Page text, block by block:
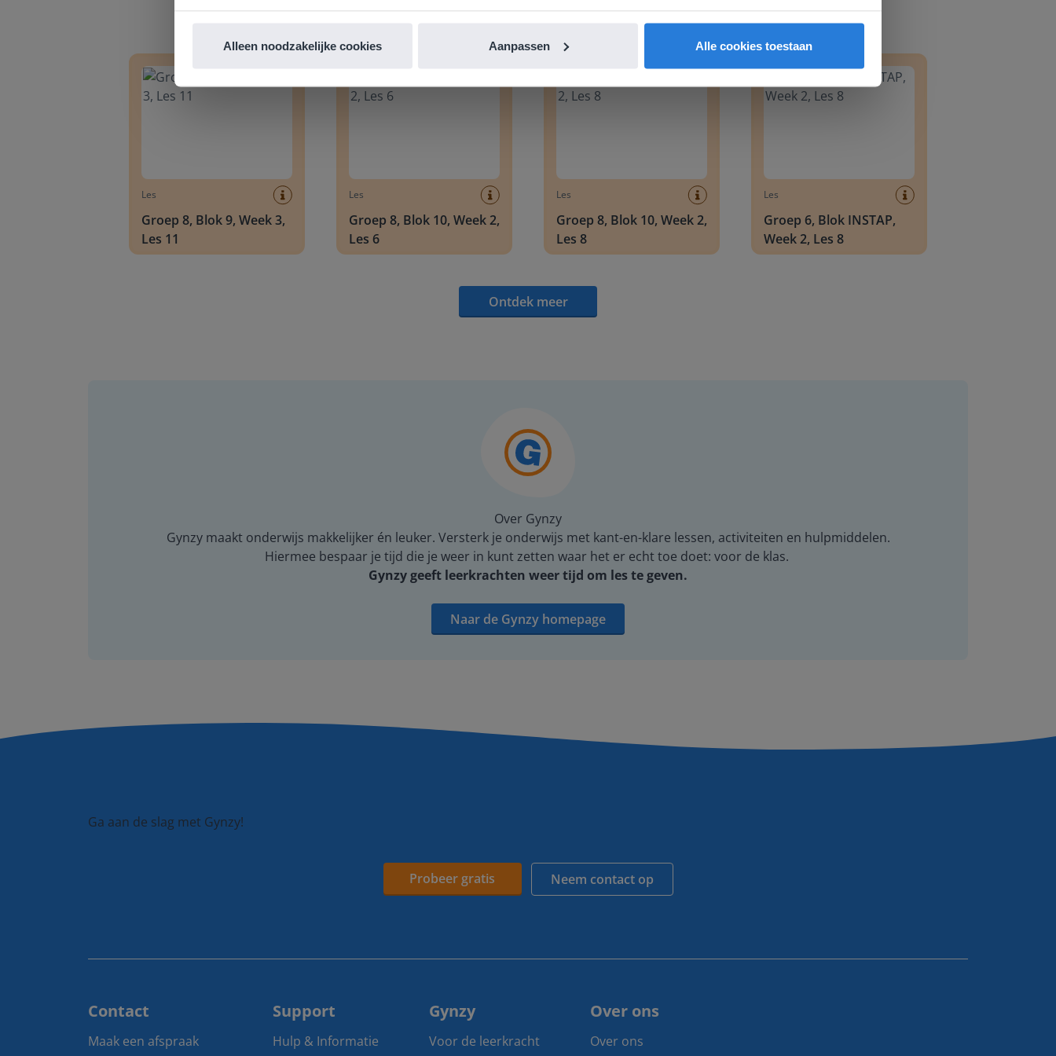
Alleen noodzakelijke cookies Aanpassen Alle cookies toestaan
Groep 8, Blok 9, Week 3, Les 11
Les
Groep 8, Blok 9, Week 3,
Les 11
Groep 8, Blok 10, Week 2, Les 6
Les
Groep 8, Blok 10, Week 2,
Les 6
Groep 8, Blok 10, Week 2, Les 8
Les
Groep 8, Blok 10, Week 2,
Les 8
Groep 6, Blok INSTAP, Week 2, Les 8
Les
Groep 6, Blok INSTAP,
Week 2, Les 8
Ontdek meer
Over Gynzy
Gynzy maakt onderwijs makkelijker én leuker. Versterk je onderwijs met kant-en-klare lessen, activiteiten en hulpmiddelen.
Hiermee bespaar je tijd die je weer in kunt zetten waar het er echt toe doet: voor de klas.
Gynzy geeft leerkrachten weer tijd om les te geven.
Naar de Gynzy homepage
Ga aan de slag met Gynzy!
Probeer gratis Neem contact op
Contact
Maak een afspraak
Support
Hulp & Informatie
Gynzy
Voor de leerkracht
Over ons
Over ons